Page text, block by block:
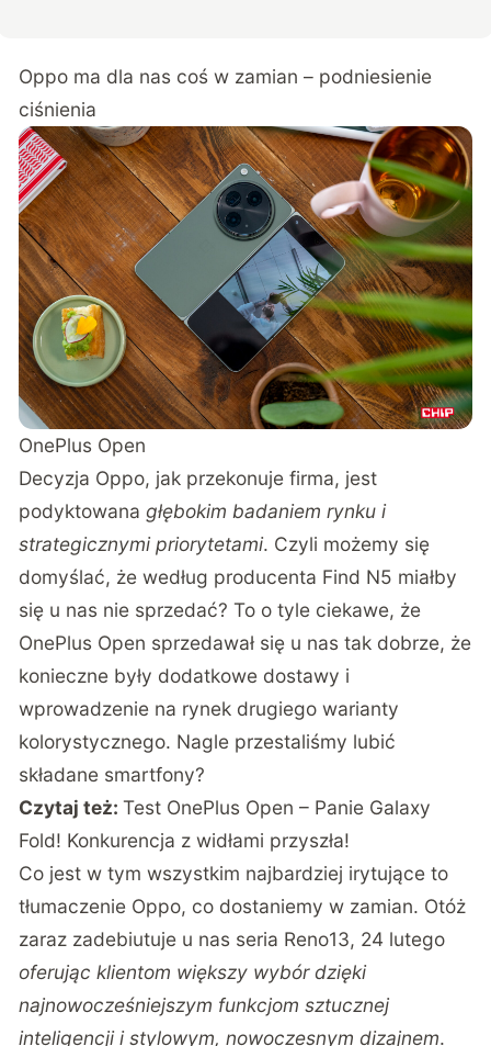
Oppo ma dla nas coś w zamian – podniesienie
ciśnienia
OnePlus Open
Decyzja Oppo, jak przekonuje firma, jest
podyktowana głębokim badaniem rynku i
strategicznymi priorytetami. Czyli możemy się
domyślać, że według producenta Find N5 miałby
się u nas nie sprzedać? To o tyle ciekawe, że
OnePlus Open sprzedawał się u nas tak dobrze, że
konieczne były dodatkowe dostawy i
wprowadzenie na rynek drugiego warianty
kolorystycznego. Nagle przestaliśmy lubić
składane smartfony?
Czytaj też:Test OnePlus Open – Panie Galaxy
Fold! Konkurencja z widłami przyszła!
Co jest w tym wszystkim najbardziej irytujące to
tłumaczenie Oppo, co dostaniemy w zamian. Otóż
zaraz zadebiutuje u nas seria Reno13, 24 lutego
oferując klientom większy wybór dzięki
najnowocześniejszym funkcjom sztucznej
inteligencji i stylowym, nowoczesnym dizajnem.